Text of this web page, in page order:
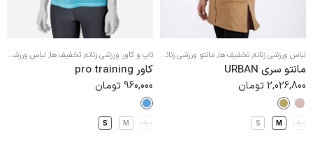
لباس ورزشی زنانه,تخفیف ها,مانتو ورزشی زنانه , هودی و سویشرت ورزشی زنانه
مانتو سری URBAN
2,026,800تومان
L
M
S
تاپ و کاور ورزشی زنانه,تخفیف ها, لباس ورزشی زنانه
کاور pro training
960,000تومان
L
M
S